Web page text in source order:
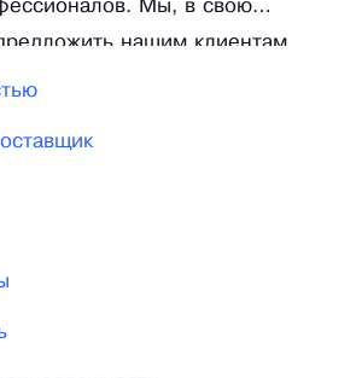
Мы, в свою
нашим клиентам
украшения, инструментарий
первый магазин «Синьор
одного из основателей -
территории РФ, а также
с возможностью доставки